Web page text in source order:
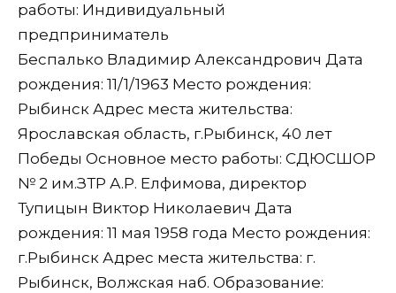
работы: Индивидуальный
предприниматель
Беспалько Владимир Александрович Дата
рождения: 11/1/1963 Место рождения:
Рыбинск Адрес места жительства:
Ярославская область, г.Рыбинск, 40 лет
Победы Основное место работы: СДЮСШОР
№ 2 им.ЗТР А.Р. Елфимова, директор
Тупицын Виктор Николаевич Дата
рождения: 11 мая 1958 года Место рождения:
г.Рыбинск Адрес места жительства: г.
Рыбинск, Волжская наб. Образование: